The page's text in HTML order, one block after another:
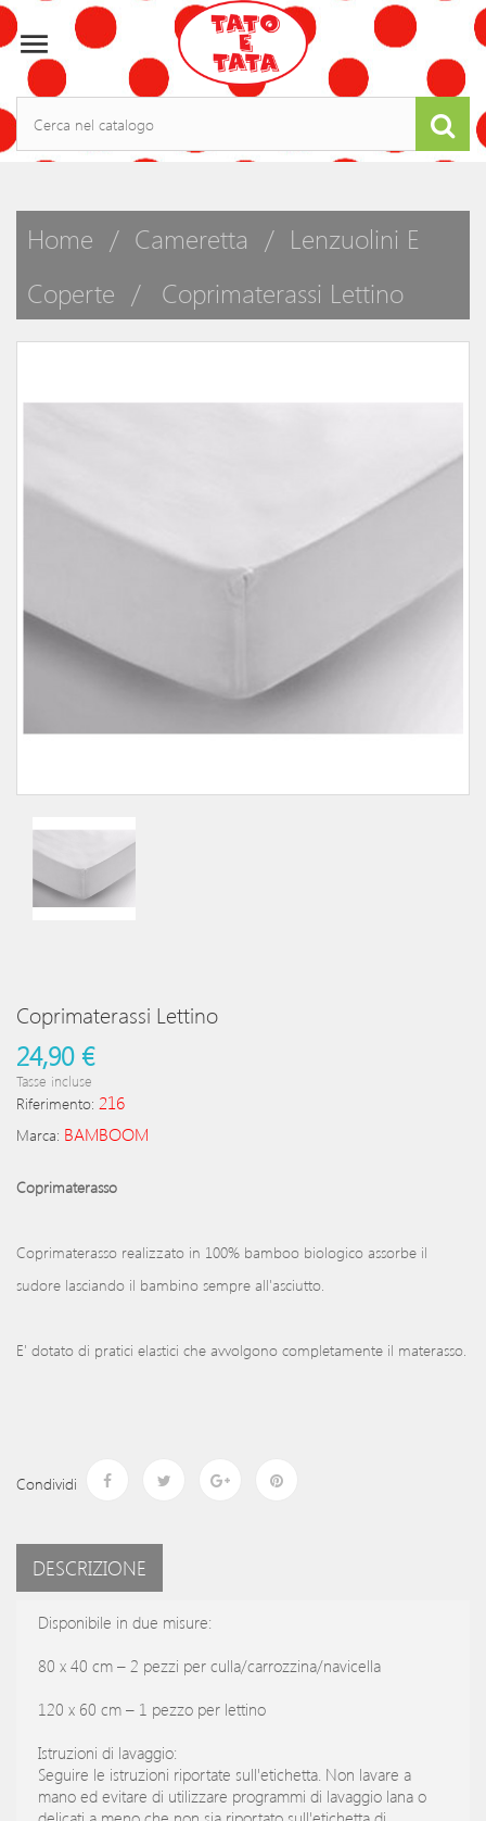

Home Cameretta
Lenzuolini E
Coperte
Coprimaterassi Lettino
Coprimaterassi Lettino
24,90 €
Tasse incluse
Riferimento: 216
Marca: BAMBOOM
Coprimaterasso
Coprimaterasso realizzato in 100% bamboo biologico assorbe il
sudore lasciando il bambino sempre all'asciutto.
E' dotato di pratici elastici che avvolgono completamente il materasso.
Condividi
DESCRIZIONE
Disponibile in due misure:
80 x 40 cm – 2 pezzi per culla/carrozzina/navicella
120 x 60 cm – 1 pezzo per lettino
Istruzioni di lavaggio:
Seguire le istruzioni riportate sull'etichetta. Non lavare a
mano ed evitare di utilizzare programmi di lavaggio lana o